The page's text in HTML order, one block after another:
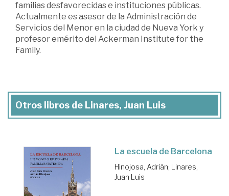
familias desfavorecidas e instituciones públicas.
Actualmente es asesor de la Administración de
Servicios del Menor en la ciudad de Nueva York y
profesor emérito del Ackerman Institute for the
Family.
Otros libros de Linares, Juan Luis
La escuela de Barcelona
Hinojosa, Adrián; Linares,
Juan Luis